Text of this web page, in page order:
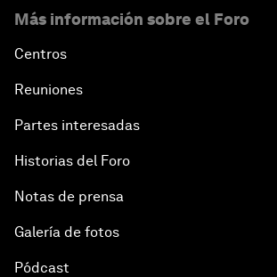
Más información sobre el Foro
Centros
Reuniones
Partes interesadas
Historias del Foro
Notas de prensa
Galería de fotos
Pódcast